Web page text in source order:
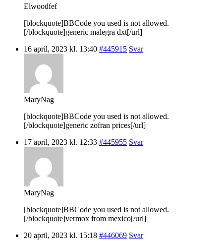
Elwoodfef
[blockquote]BBCode you used is not allowed.
[/blockquote]generic malegra dxt[/url]
16 april, 2023 kl. 13:40 #445915 Svar
MaryNag
[blockquote]BBCode you used is not allowed.
[/blockquote]generic zofran prices[/url]
17 april, 2023 kl. 12:33 #445955 Svar
MaryNag
[blockquote]BBCode you used is not allowed.
[/blockquote]vermox from mexico[/url]
20 april, 2023 kl. 15:18 #446069 Svar